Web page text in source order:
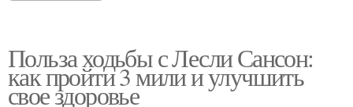
Польза ходьбы с Лесли Сансон:
как пройти 3 мили и улучшить
свое здоровье